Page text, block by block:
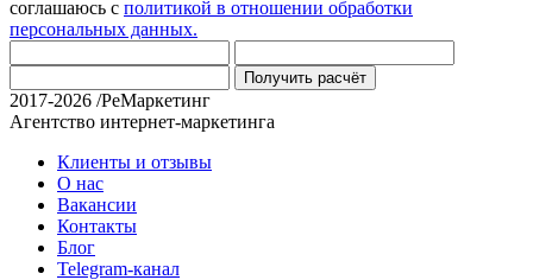
соглашаюсь с политикой в отношении обработки
персональных данных.
Получить расчёт
2017-2026 /РеМаркетинг
Агентство интернет-маркетинга
Клиенты и отзывы
О нас
Вакансии
Контакты
Блог
Telegram-канал